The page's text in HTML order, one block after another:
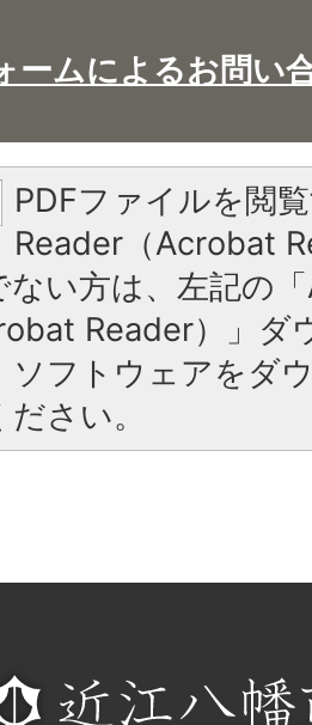
ームによるお問い
PDFファイルを閲
Reader（Acrobat
ない方は、左記の
Reader）」ダ
ソフトウェアをダ
さい。